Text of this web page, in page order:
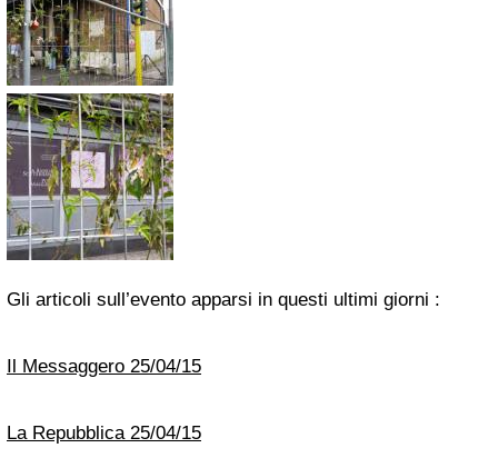
Gli articoli sull’evento apparsi in questi ultimi giorni :
Il Messaggero 25/04/15
La Repubblica 25/04/15